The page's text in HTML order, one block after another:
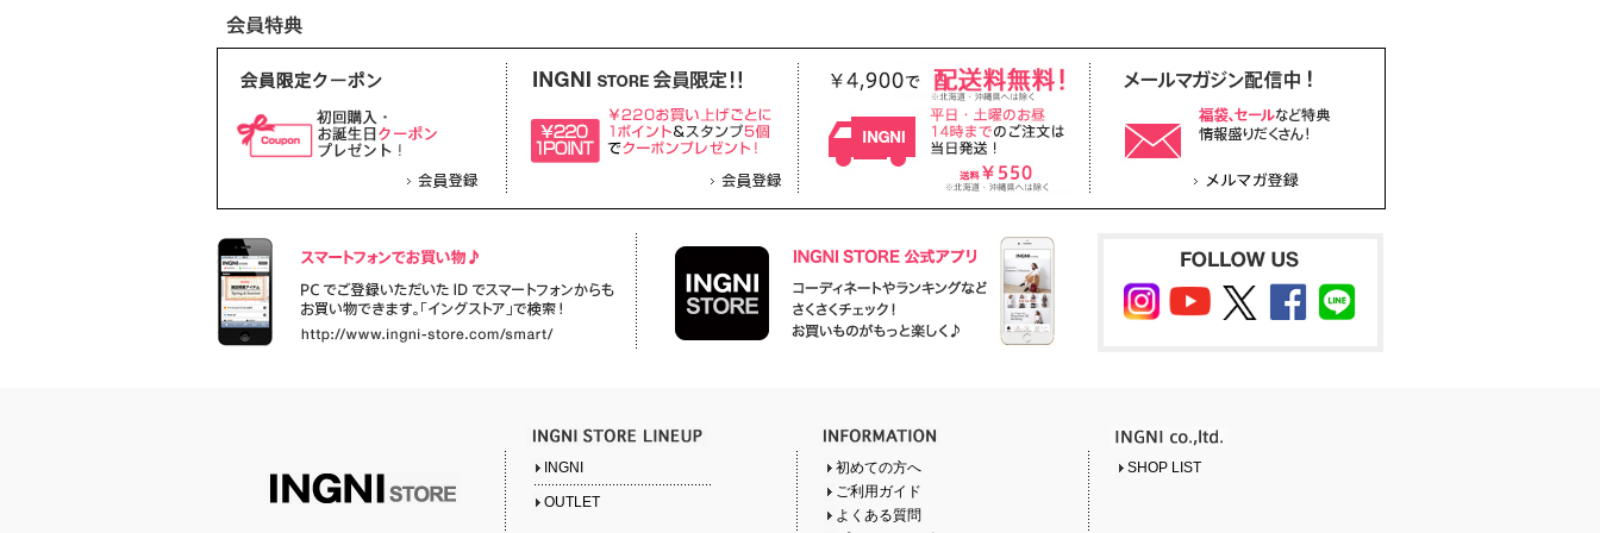
INGNI
OUTLET
初めての方へ
ご利用ガイド
よくある質問
SHOP LIST